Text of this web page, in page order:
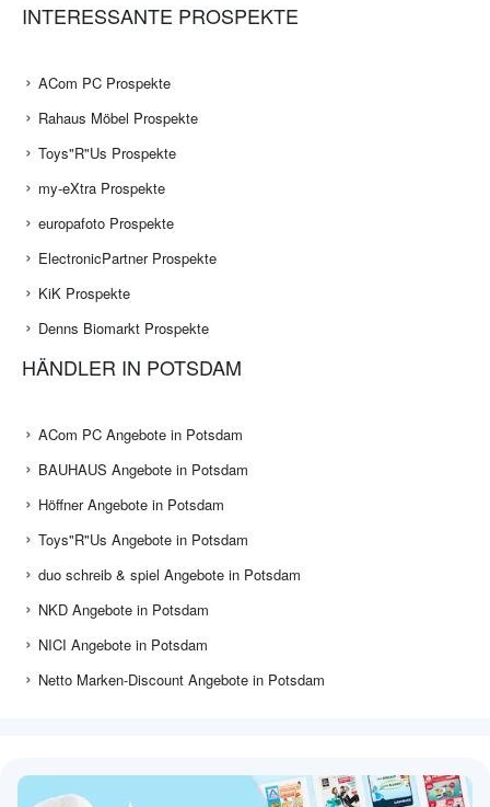
INTERESSANTE PROSPEKTE
ACom PC Prospekte
Rahaus Möbel Prospekte
Toys"R"Us Prospekte
my-eXtra Prospekte
europafoto Prospekte
ElectronicPartner Prospekte
KiK Prospekte
Denns Biomarkt Prospekte
HÄNDLER IN POTSDAM
ACom PC Angebote in Potsdam
BAUHAUS Angebote in Potsdam
Höffner Angebote in Potsdam
Toys"R"Us Angebote in Potsdam
duo schreib & spiel Angebote in Potsdam
NKD Angebote in Potsdam
NICI Angebote in Potsdam
Netto Marken-Discount Angebote in Potsdam